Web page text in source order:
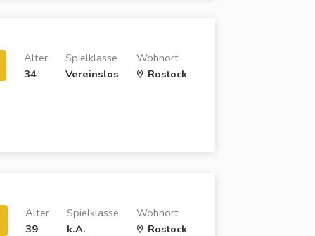
Wohnort
Rostock
Spielklasse
Vereinslos
Alter
34
Wohnort
Rostock
Spielklasse
k.A.
Alter
39